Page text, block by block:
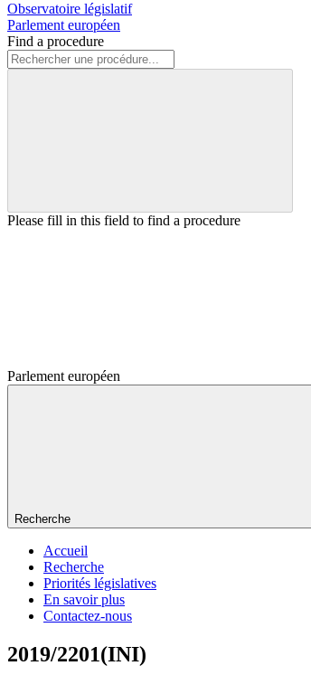
Observatoire législatif
Parlement européen
Find a procedure
Please fill in this field to find a procedure
Parlement européen
Recherche
Accueil
Recherche
Priorités législatives
En savoir plus
Contactez-nous
2019/2201(INI)